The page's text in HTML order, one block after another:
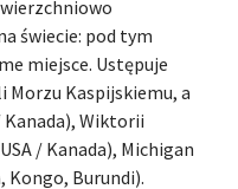
świecie: pod tym
miejsce. Ustępuje
Morzu Kaspijskiemu, a
Wiktorii
/ Kanada), Michigan
Kongo, Burundi).